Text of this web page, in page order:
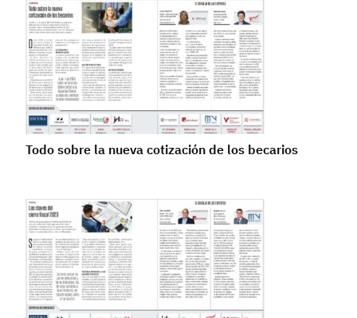
Todo sobre la nueva cotización de los becarios